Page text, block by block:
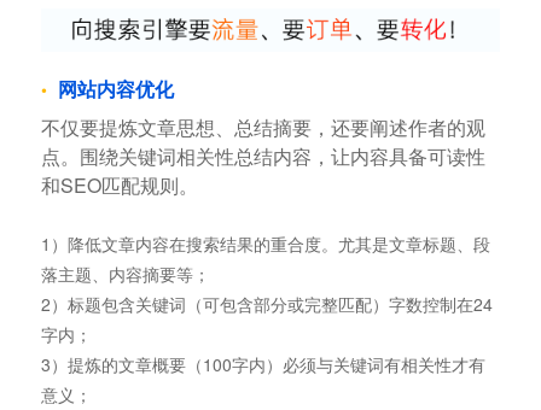
网站内容优化
不仅要提炼文章思想、总结摘要，还要阐述作者的观
点。围绕关键词相关性总结内容，让内容具备可读性
和SEO匹配规则。
1）降低文章内容在搜索结果的重合度。尤其是文章标题、段
落主题、内容摘要等；
2）标题包含关键词（可包含部分或完整匹配）字数控制在24
字内；
3）提炼的文章概要（100字内）必须与关键词有相关性才有
意义；